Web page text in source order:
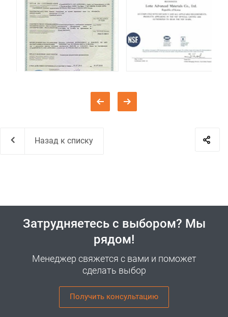
Назад к списку
Затрудняетесь с выбором? Мы
рядом!
Менеджер свяжется с вами и поможет
сделать выбор
Получить консультацию